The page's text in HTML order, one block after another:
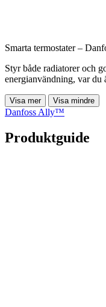
Smarta termostater –
Styr både radiatorer och
energianvändning, var du
Visa mer Visa mindre
Danfoss Ally™
Produktguide